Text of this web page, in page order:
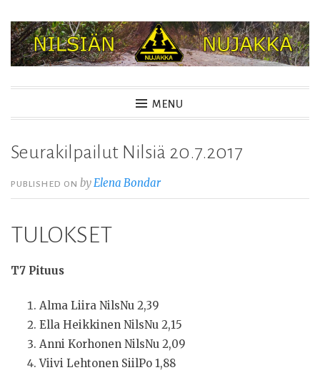
Skip
content
NILSIÄN NUJAKKA
MENU
Seurakilpailut Nilsiä 20.7.2017
PUBLISHED ONby Elena Bondar
TULOKSET
T7 Pituus
Alma Liira NilsNu 2,39
Ella Heikkinen NilsNu 2,15
Anni Korhonen NilsNu 2,09
Viivi Lehtonen SiilPo 1,88